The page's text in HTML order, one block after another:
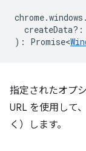
chrome.windows .
createData? :
) : Promise<
指定されたオプ
URL を使用して
く）します。